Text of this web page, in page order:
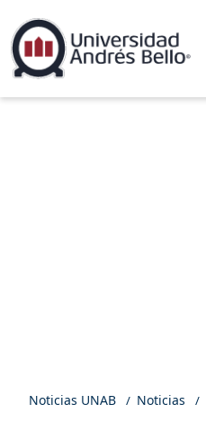
Noticias UNAB Noticias